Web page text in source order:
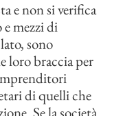
e non si verifica
mezzi di
sono
loro braccia per
di quelli che
Se la società